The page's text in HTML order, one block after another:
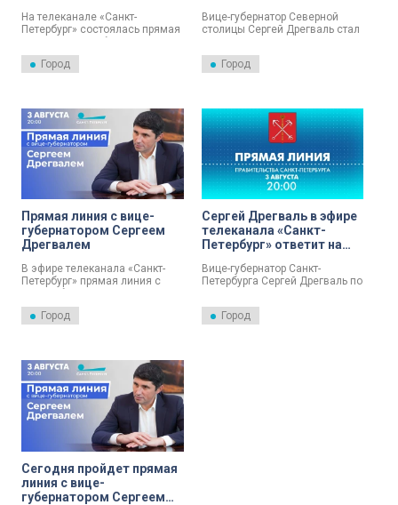
На телеканале «Санкт-
Петербург» состоялась прямая
Северной столицы Сергеем
Дрегвалем. В эфире он
Город
Вице-губернатор Северной
столицы Сергей Дрегваль стал
телеканале «Санкт-Петербург».
В эфире он рассказал о
Город
Прямая линия с вице-
губернатором Сергеем
Дрегвалем
В эфире телеканала «Санкт-
Петербург» прямая линия с
Петербурга Сергеем
Дрегвалем.
Город
Сергей Дрегваль в эфире
телеканала «Санкт-
Петербург» ответит на
Вице-губернатор Санкт-
Петербурга Сергей Дрегваль по
Петербурга Александра
Беглова сегодня ответит на
Город
Сегодня пройдет прямая
линия с вице-
губернатором Сергеем